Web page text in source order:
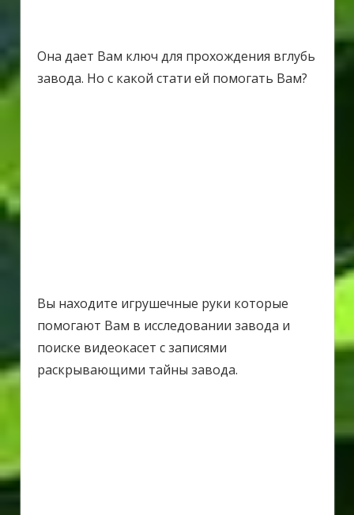
Она дает Вам ключ для прохождения вглубь
завода. Но с какой стати ей помогать Вам?
Вы находите игрушечные руки которые
помогают Вам в исследовании завода и
поиске видеокасет с записями
раскрывающими тайны завода.